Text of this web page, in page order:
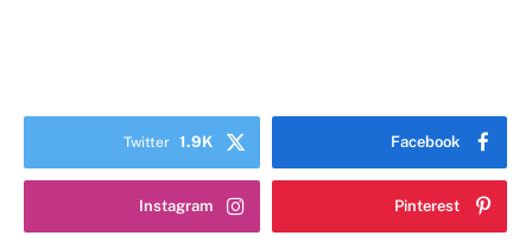
Facebook
Twitter 1.9K
Pinterest
Instagram